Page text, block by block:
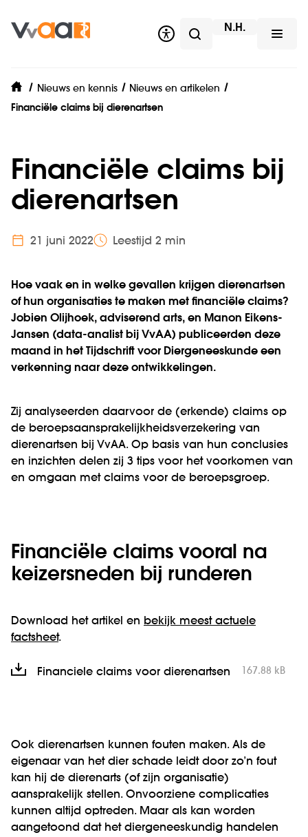
N.H.
home
Nieuws en kennis
Nieuws en artikelen
Financiële claims bij dierenartsen
Financiële claims bij
dierenartsen
21 juni 2022 Leestijd 2 min
Hoe vaak en in welke gevallen krijgen dierenartsen
of hun organisaties te maken met financiële claims?
Jobien Olijhoek, adviserend arts, en Manon Eikens-
Jansen (data-analist bij VvAA) publiceerden deze
maand in het Tijdschrift voor Diergeneeskunde een
verkenning naar deze ontwikkelingen.
Zij analyseerden daarvoor de (erkende) claims op
de beroepsaansprakelijkheidsverzekering van
dierenartsen bij VvAA. Op basis van hun conclusies
en inzichten delen zij 3 tips voor het voorkomen van
en omgaan met claims voor de beroepsgroep.
Financiële claims vooral na
keizersneden bij runderen
Download het artikel en bekijk meest actuele
factsheet.
Financiele claims voor dierenartsen 167.88 kB
Ook dierenartsen kunnen fouten maken. Als de
eigenaar van het dier schade leidt door zo’n fout
kan hij de dierenarts (of zijn organisatie)
aansprakelijk stellen. Onvoorziene complicaties
kunnen altijd optreden. Maar als kan worden
aangetoond dat het diergeneeskundig handelen